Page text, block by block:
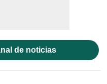
de noticias